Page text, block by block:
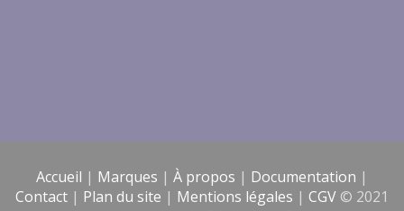
Accueil | Marques | À propos | Documentation |
Contact | Plan du site | Mentions légales | CGV © 2021